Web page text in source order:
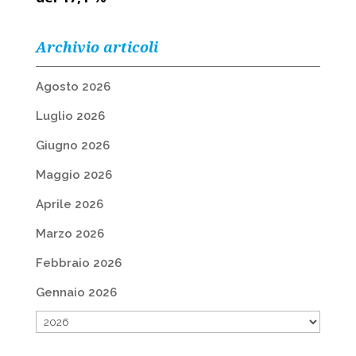
Archivio articoli
Agosto 2026
Luglio 2026
Giugno 2026
Maggio 2026
Aprile 2026
Marzo 2026
Febbraio 2026
Gennaio 2026